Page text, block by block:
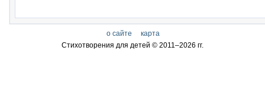
о сайте
карта
Стихотворения для детей © 2011–2026 гг.